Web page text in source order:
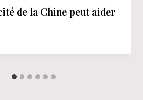
de la Chine peut aider